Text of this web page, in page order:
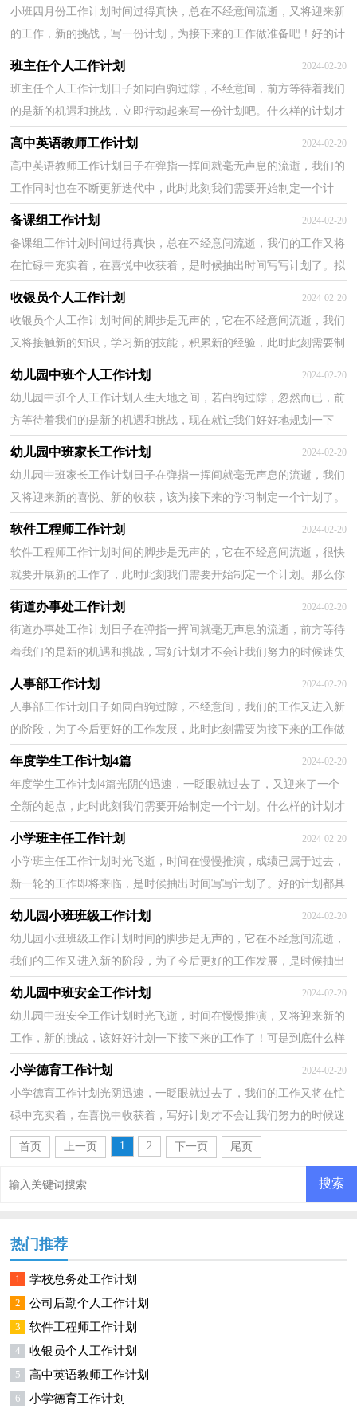
小班四月份工作计划时间过得真快，总在不经意间流逝，又将迎来新
的工作，新的挑战，写一份计划，为接下来的工作做准备吧！好的计
划都具备一些什么特点呢？下面是小编帮大家整理的小班四月...
班主任个人工作计划 2024-02-20
班主任个人工作计划日子如同白驹过隙，不经意间，前方等待着我们
的是新的机遇和挑战，立即行动起来写一份计划吧。什么样的计划才
高中英语教师工作计划 2024-02-20
高中英语教师工作计划日子在弹指一挥间就毫无声息的流逝，我们的
工作同时也在不断更新迭代中，此时此刻我们需要开始制定一个计
备课组工作计划 2024-02-20
备课组工作计划时间过得真快，总在不经意间流逝，我们的工作又将
在忙碌中充实着，在喜悦中收获着，是时候抽出时间写写计划了。拟
收银员个人工作计划 2024-02-20
收银员个人工作计划时间的脚步是无声的，它在不经意间流逝，我们
又将接触新的知识，学习新的技能，积累新的经验，此时此刻需要制
幼儿园中班个人工作计划 2024-02-20
幼儿园中班个人工作计划人生天地之间，若白驹过隙，忽然而已，前
方等待着我们的是新的机遇和挑战，现在就让我们好好地规划一下
吧。计划怎么写才不会流于形式呢？下面是小编为大家整理...
幼儿园中班家长工作计划 2024-02-20
幼儿园中班家长工作计划日子在弹指一挥间就毫无声息的流逝，我们
又将迎来新的喜悦、新的收获，该为接下来的学习制定一个计划了。
软件工程师工作计划 2024-02-20
软件工程师工作计划时间的脚步是无声的，它在不经意间流逝，很快
就要开展新的工作了，此时此刻我们需要开始制定一个计划。那么你
街道办事处工作计划 2024-02-20
街道办事处工作计划日子在弹指一挥间就毫无声息的流逝，前方等待
着我们的是新的机遇和挑战，写好计划才不会让我们努力的时候迷失
人事部工作计划 2024-02-20
人事部工作计划日子如同白驹过隙，不经意间，我们的工作又进入新
的阶段，为了今后更好的工作发展，此时此刻需要为接下来的工作做
一个详细的计划了。那么我们该怎么去写计划呢？下面是...
年度学生工作计划4篇 2024-02-20
年度学生工作计划4篇光阴的迅速，一眨眼就过去了，又迎来了一个
全新的起点，此时此刻我们需要开始制定一个计划。什么样的计划才
是好的计划呢？以下是小编收集整理的年度学生工作计...
小学班主任工作计划 2024-02-20
小学班主任工作计划时光飞逝，时间在慢慢推演，成绩已属于过去，
新一轮的工作即将来临，是时候抽出时间写写计划了。好的计划都具
幼儿园小班班级工作计划 2024-02-20
幼儿园小班班级工作计划时间的脚步是无声的，它在不经意间流逝，
我们的工作又进入新的阶段，为了今后更好的工作发展，是时候抽出
时间写写计划了。可是到底什么样的计划才是适合自己...
幼儿园中班安全工作计划 2024-02-20
幼儿园中班安全工作计划时光飞逝，时间在慢慢推演，又将迎来新的
工作，新的挑战，该好好计划一下接下来的工作了！可是到底什么样
的计划才是适合自己的呢？以下是小编为大家收集的幼儿园...
小学德育工作计划 2024-02-20
小学德育工作计划光阴迅速，一眨眼就过去了，我们的工作又将在忙
碌中充实着，在喜悦中收获着，写好计划才不会让我们努力的时候迷
失方向哦。什么样的计划才是有效的呢？下面是小编收集...
首页 上一页 1 2 下一页 尾页
热门推荐
1 学校总务处工作计划
2 公司后勤个人工作计划
3 软件工程师工作计划
4 收银员个人工作计划
5 高中英语教师工作计划
6 小学德育工作计划